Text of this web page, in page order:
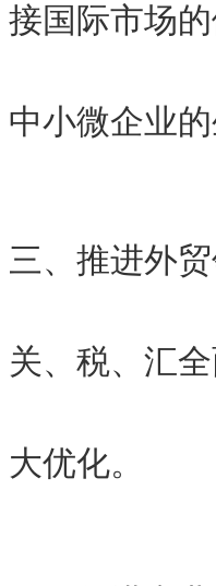
接国际市场
中小微企业
三、推进外
关、税、汇
大优化。